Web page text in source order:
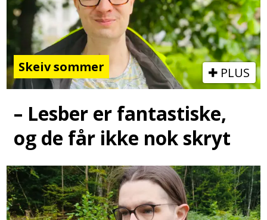
Skeiv sommer PLUS
– Lesber er fantastiske,
og de får ikke nok skryt